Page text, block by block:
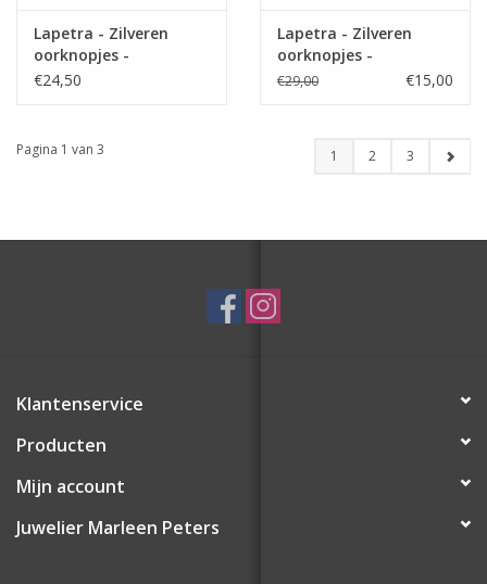
Lapetra - Zilveren
oorknopjes -
Gerhodineerd - Bijtje -
€24,50
Lapetra - Zilveren
oorknopjes -
Gerhodineerd -
€29,00 €15,00
Pagina 1 van 3 1 2 3
Klantenservice
Producten
Mijn account
Juwelier Marleen Peters